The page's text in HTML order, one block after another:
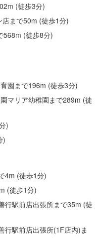
(徒歩3分)
まで50m (徒歩1分)
568m (徒歩8分)
園まで196m (徒歩3分)
マリア幼稚園まで289m (徒
)
)
4m (徒歩1分)
(徒歩1分)
行駅前店出張所まで35m (徒
行駅前店出張所(1F店内)ま